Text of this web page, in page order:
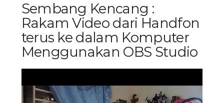
Sembang Kencang :
Rakam Video dari Handfon
terus ke dalam Komputer
Menggunakan OBS Studio